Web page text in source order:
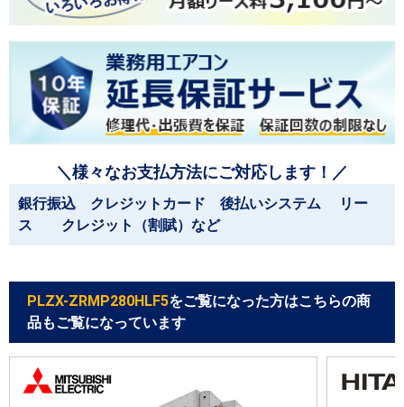
＼様々なお支払方法にご対応します！／
銀行振込 クレジットカード 後払いシステム リー
ス クレジット（割賦）など
PLZX-ZRMP280HLF5をご覧になった方はこちらの商
品もご覧になっています